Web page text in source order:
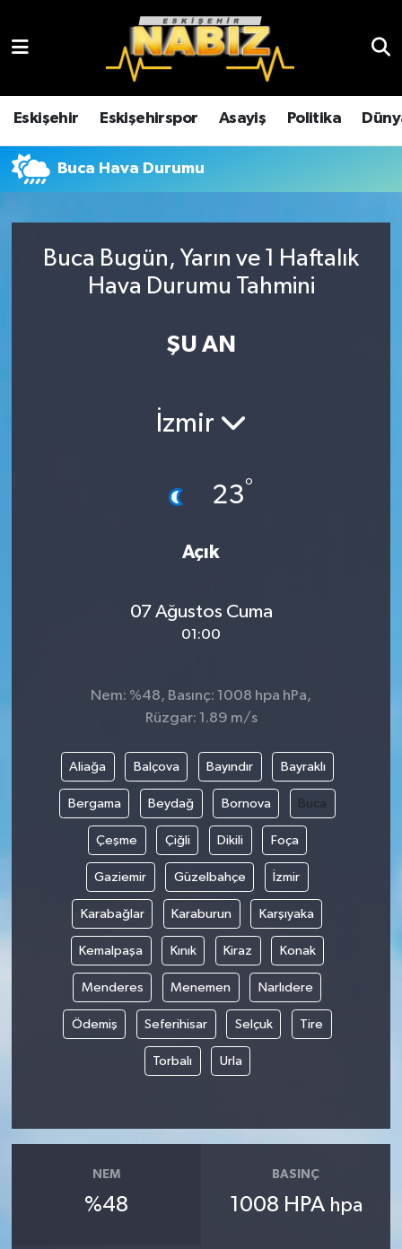
Eskişehir Eskişehirspor Asayiş Politika
Buca Hava Durumu
Buca Bugün, Yarın ve 1 Haftalık
Hava Durumu Tahmini
ŞU AN
İzmir
23°
Açık
07 Ağustos Cuma
01:00
Nem: %48, Basınç: 1008 hpa hPa,
Rüzgar: 1.89 m/s
Aliağa Balçova Bayındır Bayraklı
Bergama Beydağ Bornova Buca
Çeşme Çiğli Dikili Foça
Gaziemir Güzelbahçe İzmir
Karabağlar Karaburun Karşıyaka
Kemalpaşa Kınık Kiraz Konak
Menderes Menemen Narlıdere
Ödemiş Seferihisar Selçuk Tire
Torbalı Urla
NEM
%48
BASINÇ
1008 HPA hpa
Çevre
Dünya
Ekonomi
Eskişehir
Yaşam
Yurttan
Eskişehir Hava Durumu
Eskişehir Trafik Yoğunluk Haritası
TFF 3.Lig 4.Grup Puan Durumu ve Fikstür
Son Dakika Haberleri
Haber Arşivi